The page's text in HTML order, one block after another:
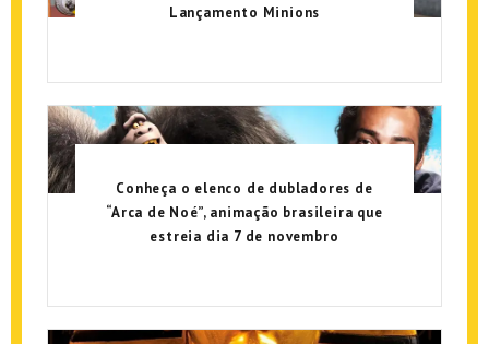
Lançamento Minions
Conheça o elenco de dubladores de
“Arca de Noé”, animação brasileira que
estreia dia 7 de novembro